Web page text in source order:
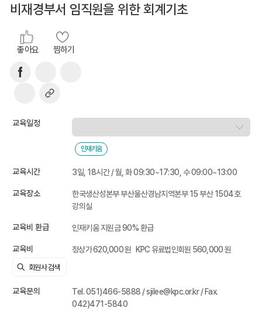
비재경부서 임직원을 위한 회계기초
좋아요 찜하기
교육일정
인재키움
교육시간 3일, 18시간 / 월, 화 09:30~17:30, 수 09:00~13:00
교육장소
한국생산성본부 부산울산경남지역본부 15 부산 1504호
강의실
교육비 환급 인재키움 지원금 90% 환급
교육비 정상가 620,000 원 KPC 유료법인회원 560,000 원
교육문의
Tel. 051)466-5888 / sjilee@kpc.or.kr / Fax.
042)471-5840